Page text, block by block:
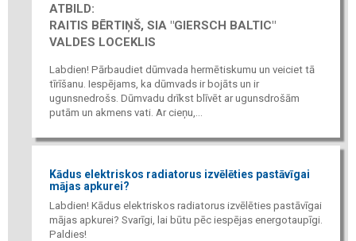
ATBILD:
RAITIS BĒRTIŅŠ, SIA "GIERSCH BALTIC"
VALDES LOCEKLIS
Labdien! Pārbaudiet dūmvada hermētiskumu un veiciet tā
tīrīšanu. Iespējams, ka dūmvads ir bojāts un ir
ugunsnedrošs. Dūmvadu drīkst blīvēt ar ugunsdrošām
putām un akmens vati. Ar cieņu,...
Kādus elektriskos radiatorus izvēlēties pastāvīgai
mājas apkurei?
Labdien! Kādus elektriskos radiatorus izvēlēties pastāvīgai
mājas apkurei? Svarīgi, lai būtu pēc iespējas energotaupīgi.
Paldies!